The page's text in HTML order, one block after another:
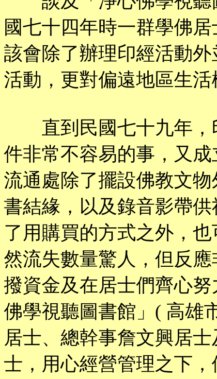
國七十四年時一群學佛
該會除了辦理印經活動
活動，更對偏遠地區生
直到民國七十九年，
件非常不容易的事，又
流通處除了擺設佛教文
書結緣，以及錄音影帶
了用購買的方式之外，
然流失數量驚人，但反
撥資金及在居士們齊心
佛學視聽圖書館」( 高雄
居士、總幹事詹文興居
士，用心經營管理之下